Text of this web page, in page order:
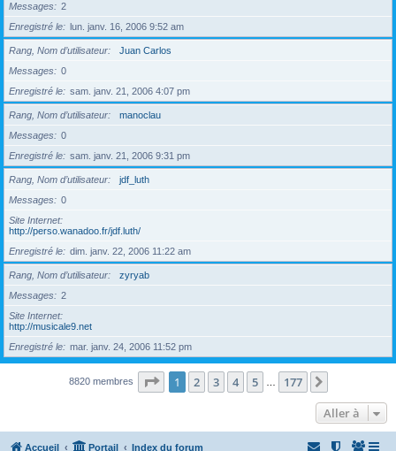
Messages
2
Enregistré le
lun. janv. 16, 2006 9:52 am
Rang, Nom d’utilisateur
Juan Carlos
Messages
0
Enregistré le
sam. janv. 21, 2006 4:07 pm
Rang, Nom d’utilisateur
manoclau
Messages
0
Enregistré le
sam. janv. 21, 2006 9:31 pm
Rang, Nom d’utilisateur
jdf_luth
Messages
0
Site Internet
http://perso.wanadoo.fr/jdf.luth/
Enregistré le
dim. janv. 22, 2006 11:22 am
Rang, Nom d’utilisateur
zyryab
Messages
2
Site Internet
http://musicale9.net
Enregistré le
mar. janv. 24, 2006 11:52 pm
8820 membres Page 1sur177
1 2 3 4 5 177
Aller à
Accueil Portail Index du forum